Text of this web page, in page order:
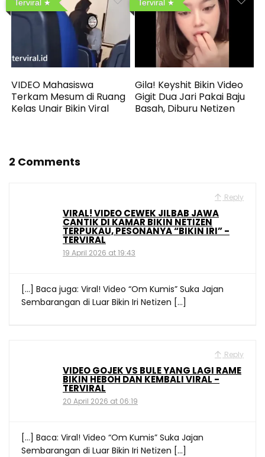
Terviral
VIDEO Mahasiswa
Terkam Mesum di Ruang
Kelas Unair Bikin Viral
Terviral
Gila! Keyshit Bikin Video
Gigit Dua Jari Pakai Baju
Basah, Diburu Netizen
2 Comments
Reply
VIRAL! VIDEO CEWEK JILBAB JAWA
CANTIK DI KAMAR BIKIN NETIZEN
TERPUKAU, PESONANYA “BIKIN IRI” -
TERVIRAL
19 April 2026 at 19:43
[…] Baca juga: Viral! Video “Om Kumis” Suka Jajan
Sembarangan di Luar Bikin Iri Netizen […]
Reply
VIDEO GOJEK VS BULE YANG LAGI RAME
BIKIN HEBOH DAN KEMBALI VIRAL -
TERVIRAL
20 April 2026 at 06:19
[…] Baca: Viral! Video “Om Kumis” Suka Jajan
Sembarangan di Luar Bikin Iri Netizen […]